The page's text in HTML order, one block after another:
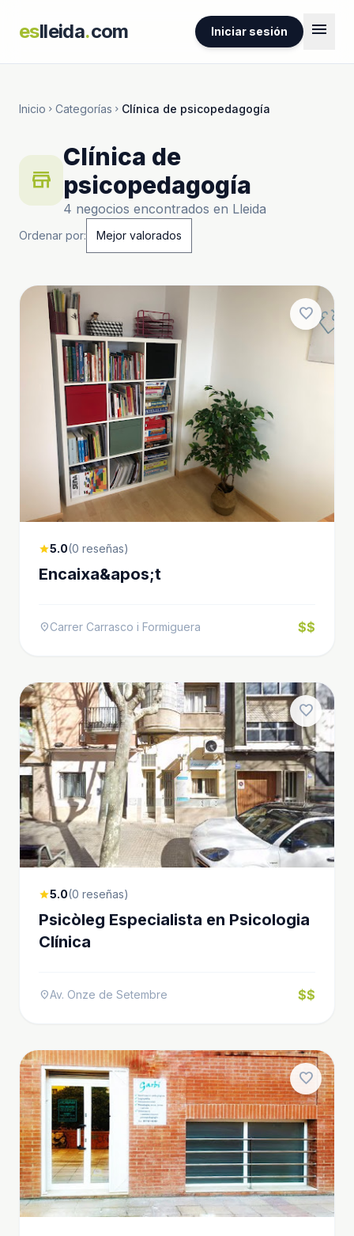
eslleida.com Iniciar sesión menu
Inicio chevron_right Categorías chevron_right Clínica de psicopedagogía
store
Clínica de
psicopedagogía
4 negocios encontrados en Lleida
Ordenar por:
favorite
star5.0(0 reseñas)
Encaixa&apos;t
location_onCarrer Carrasco i Formiguera $$
favorite
star5.0(0 reseñas)
Psicòleg Especialista en Psicologia
Clínica
location_onAv. Onze de Setembre $$
favorite